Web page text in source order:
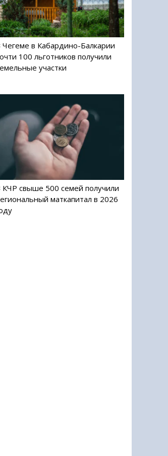
Чегеме в Кабардино-Балкарии
100 льготников получили
участки
КЧР свыше 500 семей получили
маткапитал в 2026